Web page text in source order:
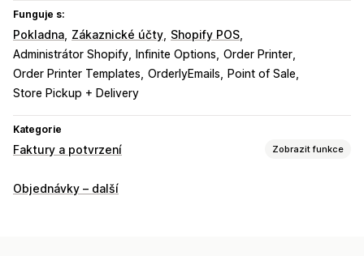
Funguje s:
Pokladna Zákaznické účty Shopify POS
Administrátor Shopify
Infinite Options Order Printer
Order Printer Templates OrderlyEmails
Point of Sale
Store Pickup + Delivery
Kategorie
Faktury a potvrzení Zobrazit funkce
Typy dokumentů
Objednávky – další